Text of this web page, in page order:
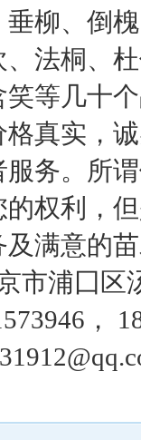
柳、倒
法桐、
等几十
真实，
务。所
权利，
满意的
市浦囗区
，